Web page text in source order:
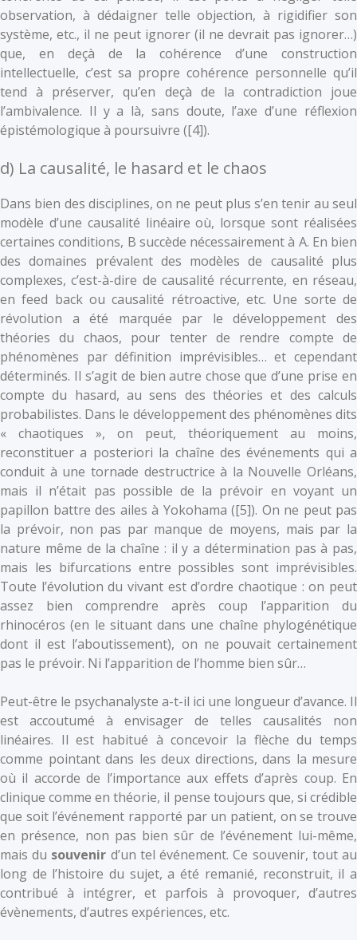
observation, à dédaigner telle objection, à rigidifier son
système, etc., il ne peut ignorer (il ne devrait pas ignorer…)
que, en deçà de la cohérence d’une construction
intellectuelle, c’est sa propre cohérence personnelle qu’il
tend à préserver, qu’en deçà de la contradiction joue
l’ambivalence. Il y a là, sans doute, l’axe d’une réflexion
épistémologique à poursuivre ([4]).
d) La causalité, le hasard et le chaos
Dans bien des disciplines, on ne peut plus s’en tenir au seul
modèle d’une causalité linéaire où, lorsque sont réalisées
certaines conditions, B succède nécessairement à A. En bien
des domaines prévalent des modèles de causalité plus
complexes, c’est-à-dire de causalité récurrente, en réseau,
en feed back ou causalité rétroactive, etc. Une sorte de
révolution a été marquée par le développement des
théories du chaos, pour tenter de rendre compte de
phénomènes par définition imprévisibles… et cependant
déterminés. Il s’agit de bien autre chose que d’une prise en
compte du hasard, au sens des théories et des calculs
probabilistes. Dans le développement des phénomènes dits
« chaotiques », on peut, théoriquement au moins,
reconstituer a posteriori la chaîne des événements qui a
conduit à une tornade destructrice à la Nouvelle Orléans,
mais il n’était pas possible de la prévoir en voyant un
papillon battre des ailes à Yokohama ([5]). On ne peut pas
la prévoir, non pas par manque de moyens, mais par la
nature même de la chaîne : il y a détermination pas à pas,
mais les bifurcations entre possibles sont imprévisibles.
Toute l’évolution du vivant est d’ordre chaotique : on peut
assez bien comprendre après coup l’apparition du
rhinocéros (en le situant dans une chaîne phylogénétique
dont il est l’aboutissement), on ne pouvait certainement
pas le prévoir. Ni l’apparition de l’homme bien sûr…
Peut-être le psychanalyste a-t-il ici une longueur d’avance. Il
est accoutumé à envisager de telles causalités non
linéaires. Il est habitué à concevoir la flèche du temps
comme pointant dans les deux directions, dans la mesure
où il accorde de l’importance aux effets d’après coup. En
clinique comme en théorie, il pense toujours que, si crédible
que soit l’événement rapporté par un patient, on se trouve
en présence, non pas bien sûr de l’événement lui-même,
mais du souvenir d’un tel événement. Ce souvenir, tout au
long de l’histoire du sujet, a été remanié, reconstruit, il a
contribué à intégrer, et parfois à provoquer, d’autres
évènements, d’autres expériences, etc.